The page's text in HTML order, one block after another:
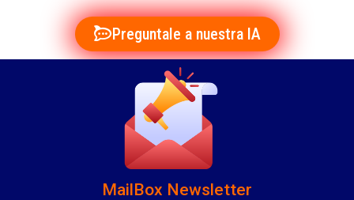
Preguntale a nuestra IA
MailBox Newsletter